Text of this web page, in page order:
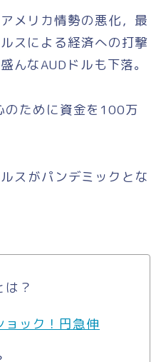
メリカ情勢の悪化，最
スによる経済への打撃
んなAUDドルも下落。
ために資金を100万
スがパンデミックとな
は？
ック！円急伸